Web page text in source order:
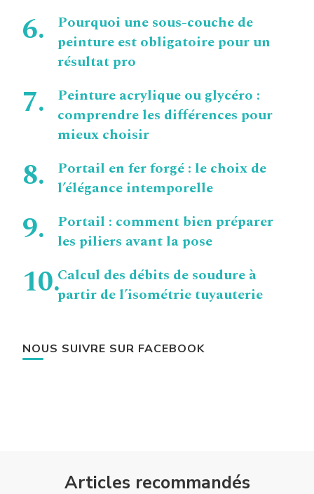
Pourquoi une sous-couche de
peinture est obligatoire pour un
résultat pro
Peinture acrylique ou glycéro :
comprendre les différences pour
mieux choisir
Portail en fer forgé : le choix de
l’élégance intemporelle
Portail : comment bien préparer
les piliers avant la pose
Calcul des débits de soudure à
partir de l’isométrie tuyauterie
NOUS SUIVRE SUR FACEBOOK
Articles recommandés